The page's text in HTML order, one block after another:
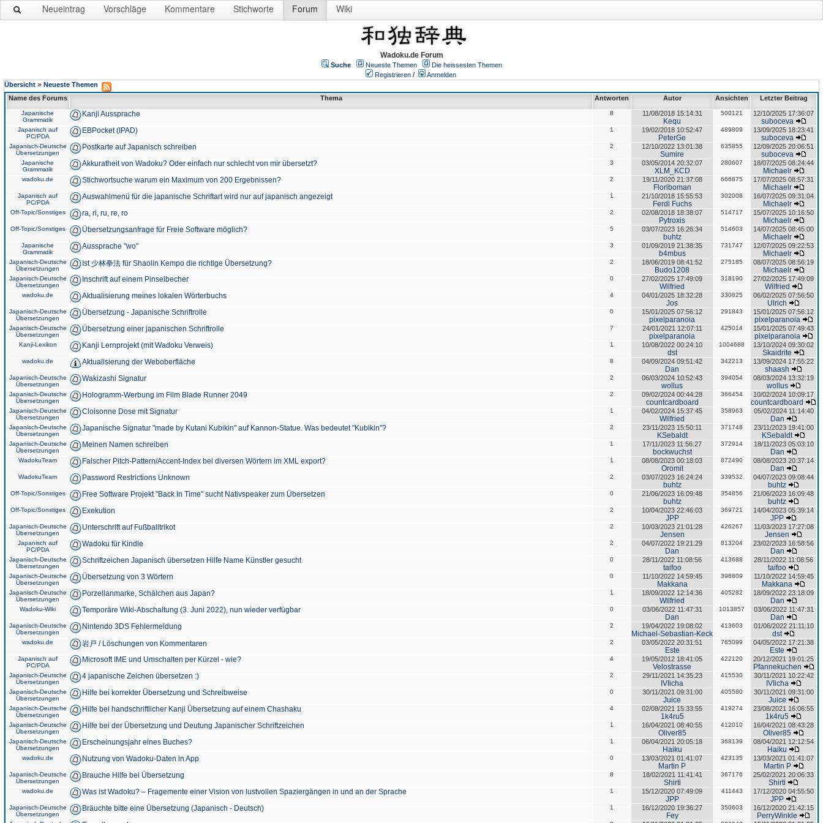
Neueintrag Vorschläge Kommentare Stichworte Forum Wiki
Wadoku.de Forum
Suche Neueste Themen
Die heissesten Themen
Registrieren /
Anmelden
Übersicht » Neueste Themen
Name des Forums
Thema Antworten Autor Ansichten Letzter Beitrag
Japanische
Grammatik
Kanji Aussprache 8 11/08/2018 15:14:31
Kequ
500121 12/10/2025 17:36:07
suboceva
Japanisch auf
PC/PDA
EBPocket (IPAD) 1 19/02/2018 10:52:47
PeterGe
489809 13/09/2025 18:23:41
suboceva
Japanisch-Deutsche
Übersetzungen
Postkarte auf Japanisch schreiben 2 12/10/2022 13:01:38
Sumire
635855 12/09/2025 20:06:51
suboceva
Japanische
Grammatik
Akkuratheit von Wadoku? Oder einfach nur schlecht von mir übersetzt? 3 03/05/2014 20:32:07
XLM_KCD
280607 18/07/2025 08:24:44
Michaelr
wadoku.de Stichwortsuche warum ein Maximum von 200 Ergebnissen? 2 19/11/2020 21:37:08
Floriboman
666875 17/07/2025 08:57:31
Michaelr
Japanisch auf
PC/PDA
Auswahlmenü für die japanische Schriftart wird nur auf japanisch angezeigt 1 21/10/2018 15:55:53
Ferdi Fuchs
302008 16/07/2025 09:31:04
Michaelr
Off-Topic/Sonstiges ra, ri, ru, re, ro 2 02/08/2018 18:38:07
Pytroxis
514717 15/07/2025 10:16:50
Michaelr
Off-Topic/Sonstiges Übersetzungsanfrage für Freie Software möglich? 5 03/07/2023 16:26:34
buhtz
514603 14/07/2025 08:45:00
Michaelr
Japanische
Grammatik
Aussprache "wo" 3 01/09/2019 21:38:35
b4mbus
731747 12/07/2025 09:22:53
Michaelr
Japanisch-Deutsche
Übersetzungen
Ist 少林拳法 für Shaolin Kempo die richtige Übersetzung? 2 18/06/2019 08:41:52
Budo1208
275185 08/07/2025 08:56:19
Michaelr
Japanisch-Deutsche
Übersetzungen
Inschrift auf einem Pinselbecher 0 27/02/2025 17:49:09
Wilfried
318190 27/02/2025 17:49:09
Wilfried
wadoku.de Aktualisierung meines lokalen Wörterbuchs 4 04/01/2025 18:32:28
Jos
330825 06/02/2025 07:56:50
Ulrich
Japanisch-Deutsche
Übersetzungen
Übersetzung - Japanische Schriftrolle 0 15/01/2025 07:56:12
pixelparanoia
291843 15/01/2025 07:56:12
pixelparanoia
Japanisch-Deutsche
Übersetzungen
Übersetzung einer japanischen Schriftrolle 7 24/01/2021 12:07:11
pixelparanoia
425014 15/01/2025 07:49:43
pixelparanoia
Kanji-Lexikon Kanji Lernprojekt (mit Wadoku Verweis) 1 10/08/2022 00:24:10
dst
1004688 13/10/2024 09:30:02
Skaidrite
wadoku.de Aktualisierung der Weboberfläche 8 04/09/2024 09:51:42
Dan
342213 13/09/2024 17:55:22
shaash
Japanisch-Deutsche
Übersetzungen
Wakizashi Signatur 2 06/03/2024 10:52:43
wollus
394054 08/03/2024 13:32:19
wollus
Japanisch-Deutsche
Übersetzungen
Hologramm-Werbung im Film Blade Runner 2049 2 09/02/2024 00:44:28
countcardboard
366454 10/02/2024 10:09:17
countcardboard
Japanisch-Deutsche
Übersetzungen
Cloisonne Dose mit Signatur 1 04/02/2024 15:37:45
Wilfried
358963 05/02/2024 11:14:40
Dan
Japanisch-Deutsche
Übersetzungen
Japanische Signatur "made by Kutani Kubikin" auf Kannon-Statue. Was bedeutet "Kubikin"? 2 23/11/2023 15:50:11
KSebaldt
371748 23/11/2023 19:41:00
KSebaldt
Japanisch-Deutsche
Übersetzungen
Meinen Namen schreiben 1 17/11/2023 11:56:27
bockwuchst
372914 18/11/2023 05:03:10
Dan
WadokuTeam Falscher Pitch-Pattern/Accent-Index bei diversen Wörtern im XML export? 1 08/08/2023 00:18:03
Oromit
872490 08/08/2023 20:37:14
Dan
WadokuTeam Password Restrictions Unknown 2 03/07/2023 16:24:24
buhtz
339532 04/07/2023 09:08:44
buhtz
Off-Topic/Sonstiges Free Software Projekt "Back In Time" sucht Nativspeaker zum Übersetzen 0 21/06/2023 16:09:48
buhtz
354856 21/06/2023 16:09:48
buhtz
Off-Topic/Sonstiges Exekution 2 10/04/2023 22:46:03
JPP
369721 14/04/2023 05:39:14
JPP
Japanisch-Deutsche
Übersetzungen
Unterschrift auf Fußballtrikot 2 10/03/2023 21:01:28
Jensen
426267 11/03/2023 17:27:08
Jensen
Japanisch auf
PC/PDA
Wadoku für Kindle 2 04/07/2022 19:21:29
Dan
813204 23/02/2023 16:58:56
Dan
Japanisch-Deutsche
Übersetzungen
Schriftzeichen Japanisch übersetzen Hilfe Name Künstler gesucht 0 28/11/2022 11:08:56
taifoo
413688 28/11/2022 11:08:56
taifoo
Japanisch-Deutsche
Übersetzungen
Übersetzung von 3 Wörtern 0 11/10/2022 14:59:45
Makkana
396809 11/10/2022 14:59:45
Makkana
Japanisch-Deutsche
Übersetzungen
Porzellanmarke, Schälchen aus Japan? 1 18/09/2022 12:14:36
Wilfried
405282 18/09/2022 23:18:09
Dan
Wadoku-Wiki Temporäre Wiki-Abschaltung (3. Juni 2022), nun wieder verfügbar 0 03/06/2022 11:47:31
Dan
1013857 03/06/2022 11:47:31
Dan
Japanisch-Deutsche
Übersetzungen
Nintendo 3DS Fehlermeldung 2 19/04/2022 19:08:02
Michael-Sebastian-Keck
413603 01/06/2022 21:11:10
dst
wadoku.de 岩戸 / Löschungen von Kommentaren 2 03/05/2022 20:31:51
Este
765099 04/05/2022 17:21:38
Este
Japanisch auf
PC/PDA
Microsoft IME und Umschalten per Kürzel - wie? 4 19/05/2012 18:41:05
Velostrasse
422120 20/12/2021 19:01:25
Pfannekuchen
Japanisch-Deutsche
Übersetzungen
4 japanische Zeichen übersetzen :) 2 29/11/2021 14:35:23
IVIicha
415530 30/11/2021 10:22:42
IVIicha
Japanisch-Deutsche
Übersetzungen
Hilfe bei korrekter Übersetzung und Schreibweise 0 30/11/2021 09:31:00
Juice
405580 30/11/2021 09:31:00
Juice
Japanisch-Deutsche
Übersetzungen
Hilfe bei handschriftlicher Kanji Übersetzung auf einem Chashaku 4 02/08/2021 15:33:55
1k4ru5
419274 23/08/2021 16:06:55
1k4ru5
Japanisch-Deutsche
Übersetzungen
Hilfe bei der Übersetzung und Deutung Japanischer Schriftzeichen 1 16/04/2021 08:40:55
Oliver85
412010 16/04/2021 08:43:28
Oliver85
Japanisch-Deutsche
Übersetzungen
Erscheinungsjahr eines Buches? 1 06/04/2021 20:05:18
Haiku
368139 08/04/2021 12:12:54
Haiku
wadoku.de Nutzung von Wadoku-Daten in App 0 13/03/2021 01:41:07
Martin P
423135 13/03/2021 01:41:07
Martin P
Japanisch-Deutsche
Übersetzungen
Brauche Hilfe bei Übersetzung 8 18/02/2021 11:41:41
Shirti
367176 25/02/2021 20:06:33
Shirti
wadoku.de Was ist Wadoku? – Fragemente einer Vision von lustvollen Spaziergängen in und an der Sprache 1 15/12/2020 07:49:09
JPP
411443 17/12/2020 04:55:50
JPP
Japanisch-Deutsche
Übersetzungen
Bräuchte bitte eine Übersetzung (Japanisch - Deutsch) 1 16/12/2020 19:36:27
Fey
350603 16/12/2020 21:42:15
PerryWinkle